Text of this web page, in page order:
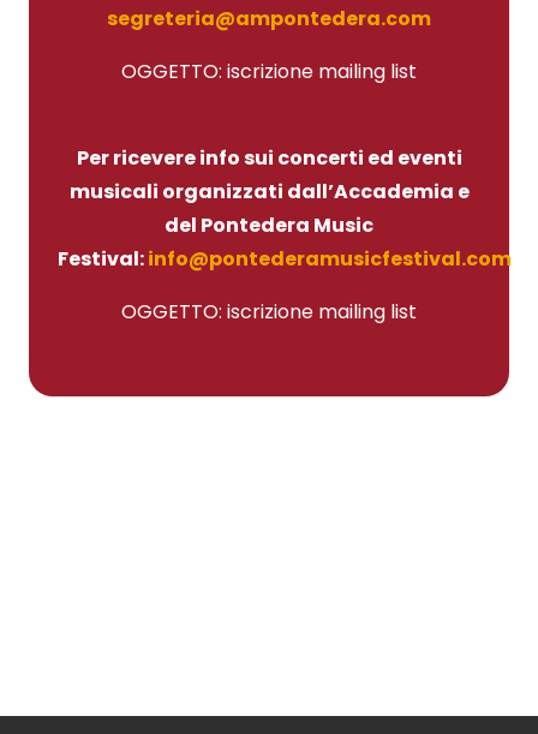
segreteria@ampontedera.com
OGGETTO: iscrizione mailing list
Per ricevere info sui concerti ed eventi
musicali organizzati dall’Accademia e
del Pontedera Music
Festival:info@pontederamusicfestival.com
OGGETTO: iscrizione mailing list